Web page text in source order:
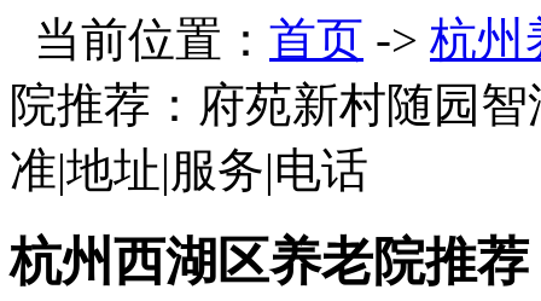
当前位置： 首页 -> 杭州
院推荐：府苑新村随园
准|地址|服务|电话
杭州西湖区养老院推